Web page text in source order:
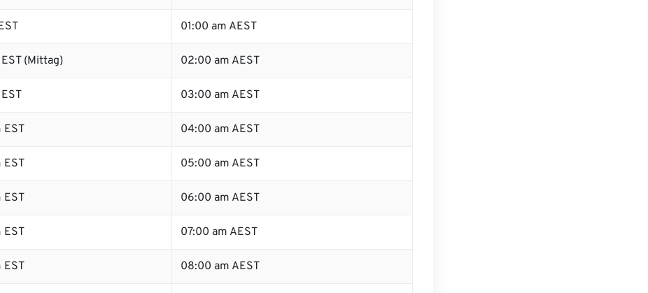
01:00 am AEST
(Mittag) 02:00 am AEST
03:00 am AEST
04:00 am AEST
05:00 am AEST
06:00 am AEST
07:00 am AEST
08:00 am AEST